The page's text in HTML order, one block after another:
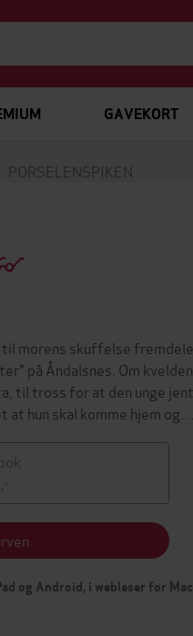
GAVEKORT
PORSELENSPIKEN
morens skuffelse
på Åndalsnes. Om
til tross for at den unge
hun skal komme hjem og…
og Android, i webleser for